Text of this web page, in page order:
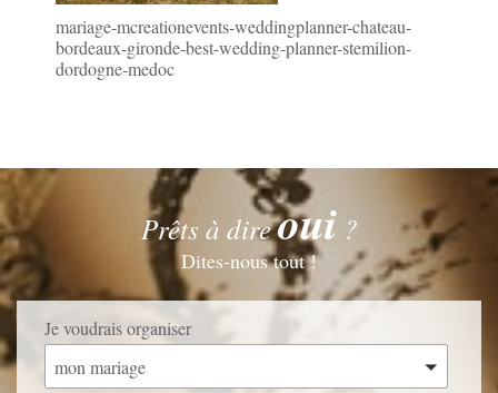
mariage-mcreationevents-weddingplanner-chateau-
bordeaux-gironde-best-wedding-planner-stemilion-
dordogne-medoc
Prêts à direoui ?
Dites-nous tout !
Je voudrais organiser
mon mariage